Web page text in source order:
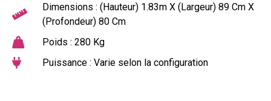
Dimensions : (Hauteur) 1.83m X (Largeur) 89 Cm X
(Profondeur) 80 Cm
Poids : 280 Kg
Puissance : Varie selon la configuration